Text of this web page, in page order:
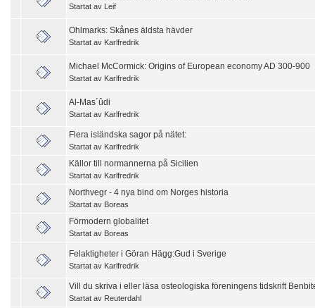
Startat av Leif
Ohlmarks: Skånes äldsta hävder
Startat av Karlfredrik
Michael McCormick: Origins of European economy AD 300-900
Startat av Karlfredrik
Al-Mas´ûdi
Startat av Karlfredrik
Flera isländska sagor på nätet:
Startat av Karlfredrik
Källor till normannerna på Sicilien
Startat av Karlfredrik
Northvegr - 4 nya bind om Norges historia
Startat av Boreas
Förmodern globalitet
Startat av Boreas
Felaktigheter i Göran Hägg:Gud i Sverige
Startat av Karlfredrik
Vill du skriva i eller läsa osteologiska föreningens tidskrift
Startat av Reuterdahl